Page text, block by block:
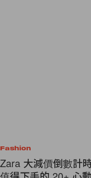
Fashion
Zara 大減價倒數計